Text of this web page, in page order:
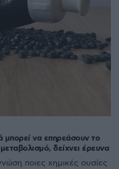
μπορεί να επηρεάσουν το
δείχνει έρευνα
ποιες χημικές ουσίες